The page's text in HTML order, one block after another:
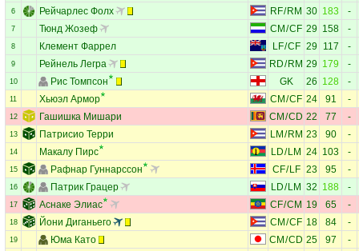
6 Рейчарлес Фолх RF/ RM 30 183 -
7 Тюнд Жозеф CM /CF 29 158 -
8 Клемент Фаррел LF/CF 29 117 -
9 Рейнель Легра RD/ RM 29 179 -
10 Рис Томпсон GK 26 128 -
11 Хьюэл Армор CM /CF 24 91 -
12 Гашишка Мишари CM /CD 22 77 -
13 Патрисио Терри LM /RM 23 90 -
14 Макалу Пирс LD/ LM 24 103 -
15 Рафнар Гуннарссон CF/LF 23 95 -
16 Патрик Грацер LD/ LM 32 188 -
17 Аснаке Элиас CF/CM 19 65 -
18 Йони Диганьего CM /CF 18 84 -
19 Юма Като CM /CD 25 97 -